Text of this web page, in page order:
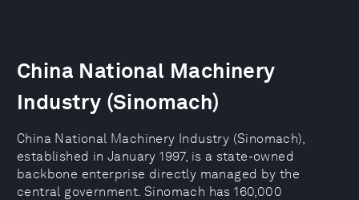
China National Machinery
Industry (Sinomach)
China National Machinery Industry (Sinomach),
established in January 1997, is a state-owned
backbone enterprise directly managed by the
central government. Sinomach has 160,000